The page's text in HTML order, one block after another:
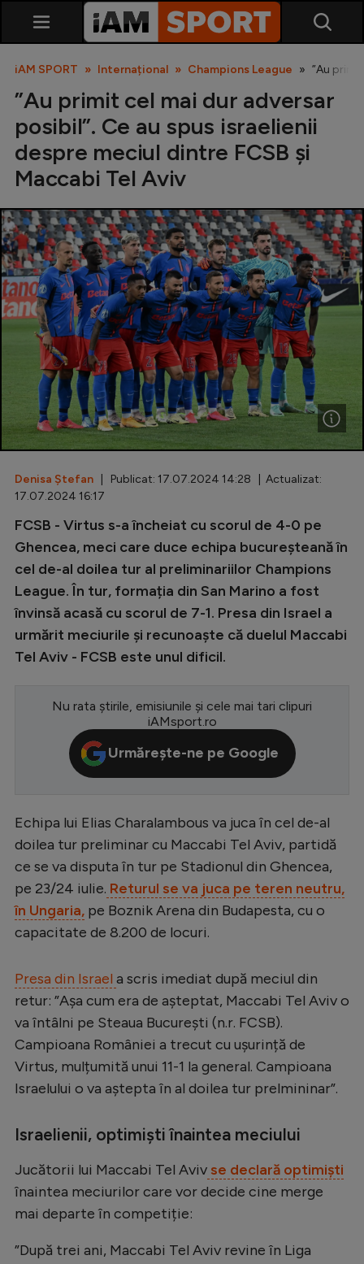
SuperLiga
Liga 2
Cupa României
Echipa Națională
U21
Fotbal feminin
Special
Diverse
Inedit
Clasamente
Champions League
Europa League
Conference League
CM 2026
Serie A
Bundesliga
Campionate
Starurile fotbalului
EURO 2024
Stranieri
Tenis
Formula 1
Gimnastică
Auto
Ciclism
iAM SPORT Internațional Champions League ”Au
”Au primit cel mai dur adversar
posibil”. Ce au spus israelienii
despre meciul dintre FCSB și
Maccabi Tel Aviv
Denisa Ștefan | Publicat: 17.07.2024 14:28 | Actualizat:
17.07.2024 16:17
FCSB - Virtus s-a încheiat cu scorul de 4-0 pe
Ghencea, meci care duce echipa bucureșteană în
cel de-al doilea tur al preliminariilor Champions
League. În tur, formația din San Marino a fost
învinsă acasă cu scorul de 7-1. Presa din Israel a
urmărit meciurile și recunoaște că duelul Maccabi
Tel Aviv - FCSB este unul dificil.
Nu rata știrile, emisiunile și cele mai tari clipuri
iAMsport.ro
Urmărește-ne pe Google
Echipa lui Elias Charalambous va juca în cel de-al
doilea tur preliminar cu Maccabi Tel Aviv, partidă
ce se va disputa în tur pe Stadionul din Ghencea,
pe 23/24 iulie. Returul se va juca pe teren neutru,
în Ungaria, pe Boznik Arena din Budapesta, cu o
capacitate de 8.200 de locuri.
Presa din Israel a scris imediat după meciul din
retur: ”Așa cum era de așteptat, Maccabi Tel Aviv o
va întâlni pe Steaua București (n.r. FCSB).
Campioana României a trecut cu ușurință de
Virtus, mulțumită unui 11-1 la general. Campioana
Israelului o va aștepta în al doilea tur prelmininar”.
Israelienii, optimiști înaintea meciului
Jucătorii lui Maccabi Tel Aviv se declară optimiști
înaintea meciurilor care vor decide cine merge
mai departe în competiție:
”După trei ani, Maccabi Tel Aviv revine în Liga